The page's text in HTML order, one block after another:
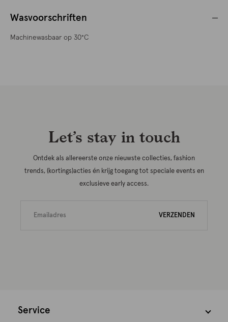
Wasvoorschriften
Machinewasbaar op 30°C
Let’s stay in touch
Ontdek als allereerste onze nieuwste collecties, fashion
trends, (kortings)acties én krijg toegang tot speciale events en
exclusieve early access.
VERZENDEN
Service